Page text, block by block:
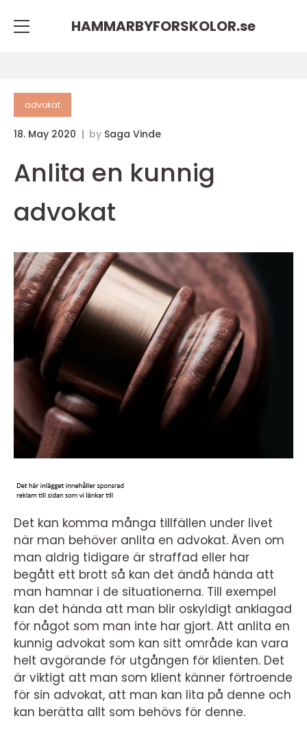
HAMMARBYFORSKOLOR.se
advokat
18. May 2020 by Saga Vinde
Anlita en kunnig
advokat
Det kan komma många tillfällen under livet
när man behöver anlita en advokat. Även om
man aldrig tidigare är straffad eller har
begått ett brott så kan det ändå hända att
man hamnar i de situationerna. Till exempel
kan det hända att man blir oskyldigt anklagad
för något som man inte har gjort. Att anlita en
kunnig advokat som kan sitt område kan vara
helt avgörande för utgången för klienten. Det
är viktigt att man som klient känner förtroende
för sin advokat, att man kan lita på denne och
kan berätta allt som behövs för denne.